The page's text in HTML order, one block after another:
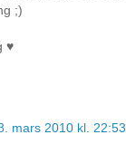
;)
♥
mars 2010 kl. 22:53